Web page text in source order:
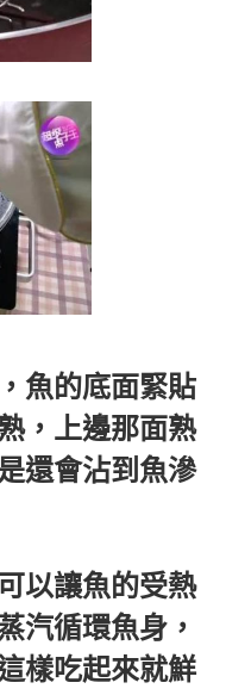
魚的底面緊貼
，上邊那面熟
還會沾到魚滲
以讓魚的受熱
汽循環魚身，
樣吃起來就鮮